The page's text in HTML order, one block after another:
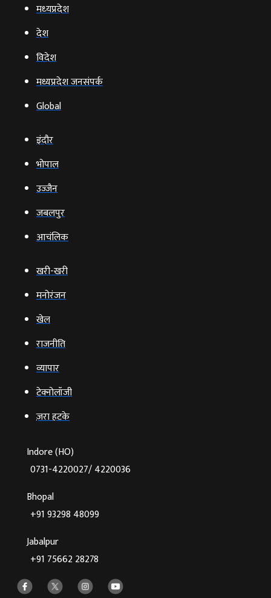
मध्‍यप्रदेश
देश
विदेश
मध्यप्रदेश जनसंपर्क
Global
इंदौर
भोपाल
उज्‍जैन
जबलपुर
आचंलिक
खरी-खरी
मनोरंजन
खेल
राजनीति
व्‍यापार
टेक्‍नोलॉजी
ज़रा हटके
Indore (HO)
0731-4220027/ 4220036
Bhopal
+91 93298 48099
Jabalpur
+91 75662 28278